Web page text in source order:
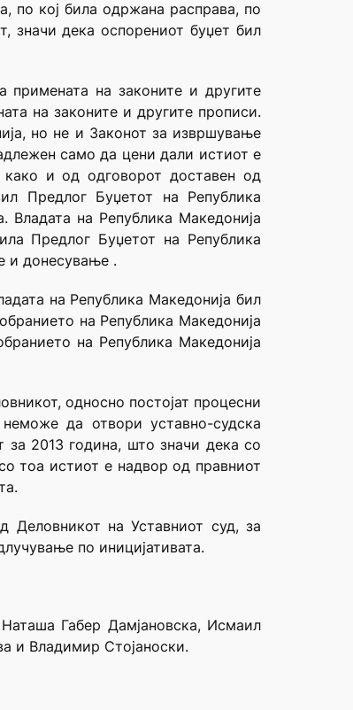
по кој била одржана расправа, по
значи дека оспорениот буџет бил
примената на законите и другите
на законите и другите прописи.
но не и Законот за извршување
само да цени дали истиот е
и од одговорот доставен од
Предлог Буџетот на Република
Владата на Република Македонија
Предлог Буџетот на Република
и донесување .
на Република Македонија бил
на Република Македонија
на Република Македонија
односно постојат процесни
да отвори уставно-судска
за 2013 година, што значи дека со
тоа истиот е надвор од правниот
Деловникот на Уставниот суд, за
по иницијативата.
Габер Дамјановска, Исмаил
и Владимир Стојаноски.